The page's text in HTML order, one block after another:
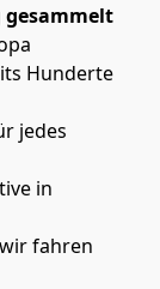
gesammelt
Hunderte
jedes
in
fahren